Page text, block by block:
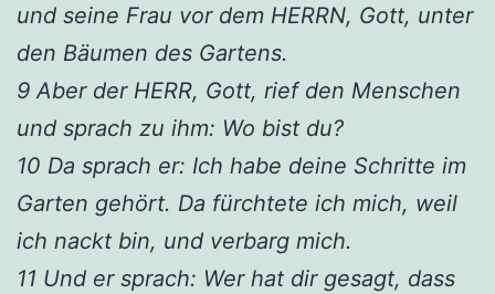
und seine Frau vor dem HERRN, Gott, unter
den Bäumen des Gartens.
9 Aber der HERR, Gott, rief den Menschen
und sprach zu ihm: Wo bist du?
10 Da sprach er: Ich habe deine Schritte im
Garten gehört. Da fürchtete ich mich, weil
ich nackt bin, und verbarg mich.
11 Und er sprach: Wer hat dir gesagt, dass